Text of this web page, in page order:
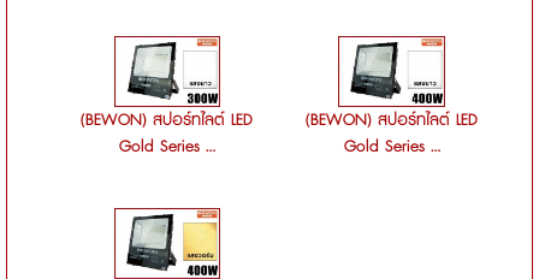
(BEWON) สปอร์ทไลต์ LED
Gold Series ...
(BEWON) สปอร์ทไลต์ LED
Gold Series ...